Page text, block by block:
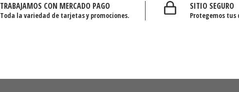
TRABAJAMOS CON MERCADO PAGO
Toda la variedad de tarjetas y promociones.
SITIO SEGURO
Protegemos tus